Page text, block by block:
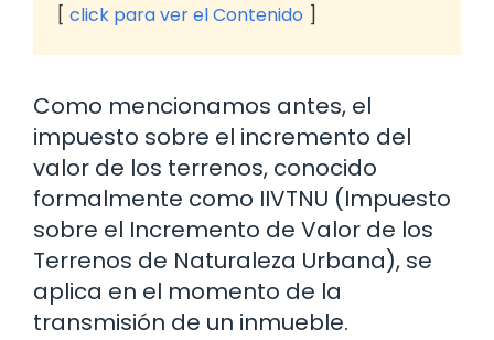
click para ver el Contenido
Como mencionamos antes, el
impuesto sobre el incremento del
valor de los terrenos, conocido
formalmente como IIVTNU (Impuesto
sobre el Incremento de Valor de los
Terrenos de Naturaleza Urbana), se
aplica en el momento de la
transmisión de un inmueble.